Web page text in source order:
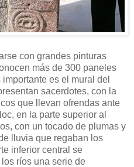
con grandes pinturas
más de 300 paneles
es el mural del
sacerdotes, con la
que llevan ofrendas ante
en la parte superior al
con un tocado de plumas y
lluvia que regaban los
inferior central se
ríos una serie de